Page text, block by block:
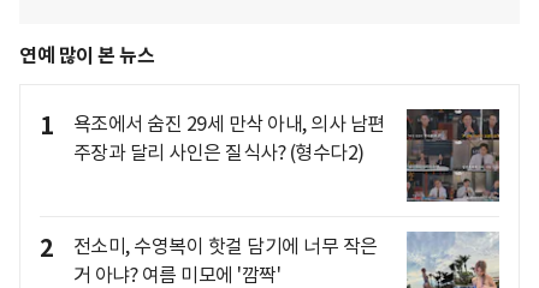
연예 많이 본 뉴스
1
욕조에서 숨진 29세 만삭 아내, 의사 남편
주장과 달리 사인은 질식사? (형수다2)
2
전소미, 수영복이 핫걸 담기에 너무 작은
거 아냐? 여름 미모에 '깜짝'